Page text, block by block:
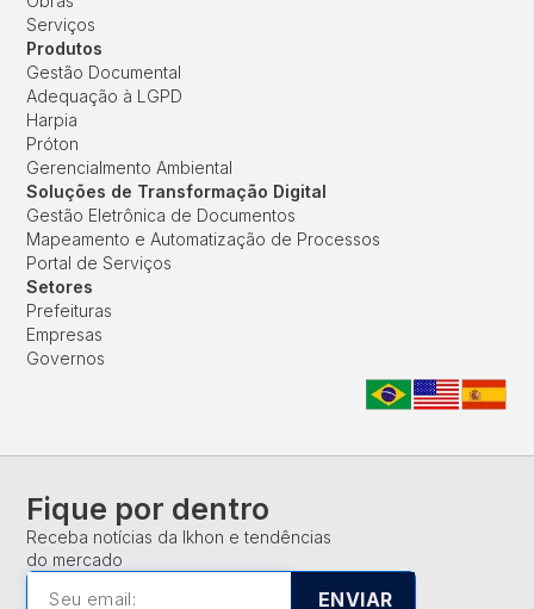
Serviços
Produtos
Gestão Documental
Adequação à LGPD
Harpia
Próton
Gerencialmento Ambiental
Soluções de Transformação Digital
Gestão Eletrônica de Documentos
Mapeamento e Automatização de Processos
Portal de Serviços
Setores
Prefeituras
Empresas
Governos
Fique por dentro
Receba notícias da Ikhon e tendências
do mercado
ENVIAR